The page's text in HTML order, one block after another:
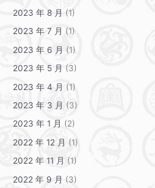
2023 年 8 月 (1)
2023 年 7 月 (1)
2023 年 6 月 (1)
2023 年 5 月 (3)
2023 年 4 月 (1)
2023 年 3 月 (3)
2023 年 1 月 (2)
2022 年 12 月 (1)
2022 年 11 月 (1)
2022 年 9 月 (3)